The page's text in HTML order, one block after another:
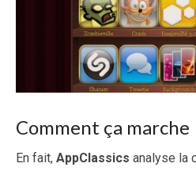
Comment ça marche
En fait, AppClassics analyse la